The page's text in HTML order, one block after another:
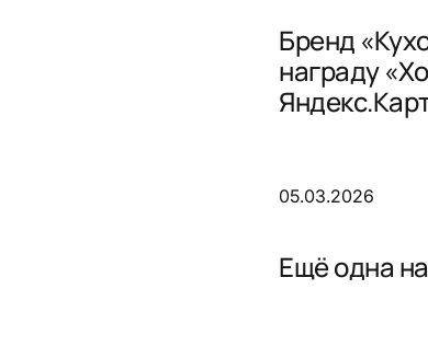
Бренд
награду
05.03.2026
Ещё одна